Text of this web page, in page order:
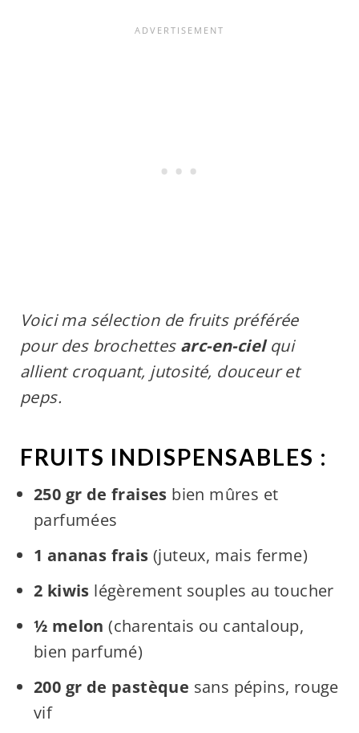
Voici ma sélection de fruits préférée
pour des brochettes arc-en-cielqui
allient croquant, jutosité, douceur et
peps.
FRUITS INDISPENSABLES :
250 gr de fraises bien mûres et
parfumées
1 ananas frais (juteux, mais ferme)
2 kiwis légèrement souples au toucher
½ melon (charentais ou cantaloup,
bien parfumé)
200 gr de pastèque sans pépins, rouge
vif